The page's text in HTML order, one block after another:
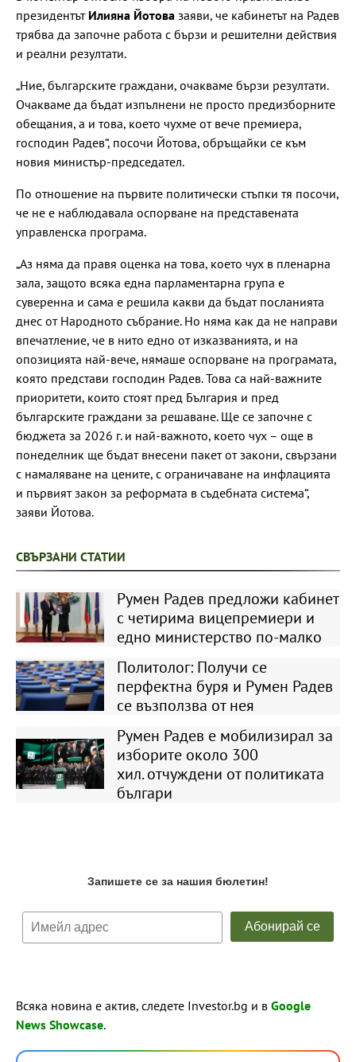
президентът Илияна Йотова заяви, че кабинетът на Радев
трябва да започне работа с бързи и решителни действия
и реални резултати.
„Ние, българските граждани, очакваме бързи резултати.
Очакваме да бъдат изпълнени не просто предизборните
обещания, а и това, което чухме от вече премиера,
господин Радев“, посочи Йотова, обръщайки се към
новия министър-председател.
По отношение на първите политически стъпки тя посочи,
че не е наблюдавала оспорване на представената
управленска програма.
„Аз няма да правя оценка на това, което чух в пленарна
зала, защото всяка една парламентарна група е
суверенна и сама е решила какви да бъдат посланията
днес от Народното събрание. Но няма как да не направи
впечатление, че в нито едно от изказванията, и на
опозицията най-вече, нямаше оспорване на програмата,
която представи господин Радев. Това са най-важните
приоритети, които стоят пред България и пред
българските граждани за решаване. Ще се започне с
бюджета за 2026 г. и най-важното, което чух – още в
понеделник ще бъдат внесени пакет от закони, свързани
с намаляване на цените, с ограничаване на инфлацията
и първият закон за реформата в съдебната система“,
заяви Йотова.
СВЪРЗАНИ СТАТИИ
Румен Радев предложи кабинет
с четирима вицепремиери и
едно министерство по-малко
Политолог: Получи се
перфектна буря и Румен Радев
се възползва от нея
Румен Радев е мобилизирал за
изборите около 300
хил. отчуждени от политиката
българи
Всяка новина е актив, следете Investor.bg и в Google
News Showcase.